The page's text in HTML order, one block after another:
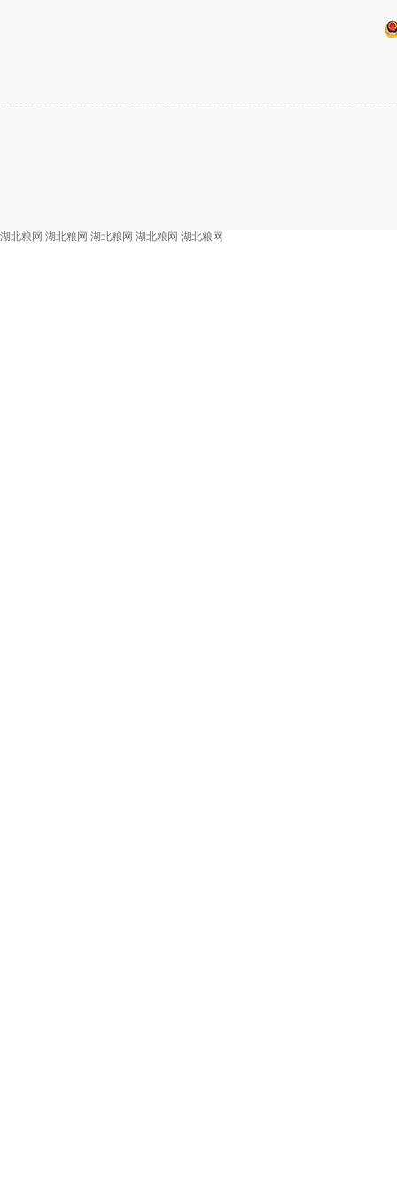
湖北粮网 湖北粮网 湖北粮网 湖北粮网 湖北粮网